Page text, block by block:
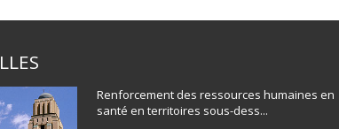
Renforcement des ressources humaines en
santé en territoires sous-dess...